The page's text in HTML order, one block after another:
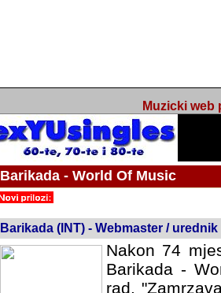
Muzicki web
Barikada - World Of Music
Barikada (INT) - Webmaster / urednik
Nakon 74
Barikada -
rad.